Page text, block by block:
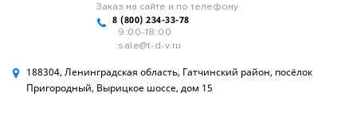
Заказ на сайте и по телефону
8 (800) 234-33-78
9:00-18:00
sale@t-d-v.ru
188304, Ленинградская область, Гатчинский район, посёлок
Пригородный, Вырицкое шоссе, дом 15